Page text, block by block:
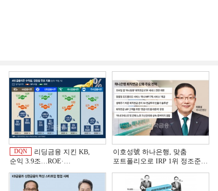
DQN
리딩금융 지킨 KB,
순익 3.9조…ROE·
상반기 금융 리그테이블]
이호성號 하나은행, 맞춤
포트폴리오로 IRP 1위 정조준